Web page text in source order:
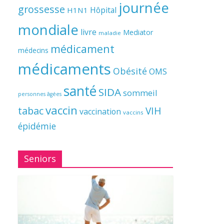
grossesse H1N1 Hôpital journée
mondiale livre maladie Mediator
médecins médicament
médicaments Obésité OMS
personnes âgées santé SIDAsommeil
tabacvaccin vaccination vaccins VIH
épidémie
Seniors